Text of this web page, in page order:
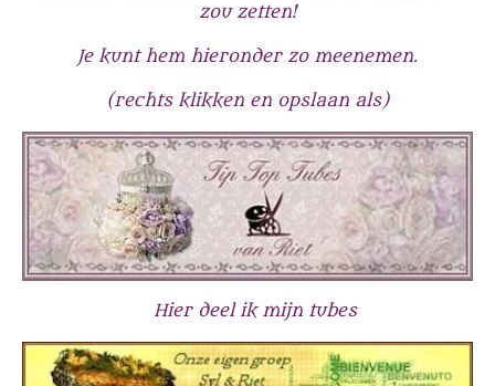
zou zetten!
Je kunt hem hieronder zo meenemen.
(rechts klikken en opslaan als)
Hier deel ik mijn tubes